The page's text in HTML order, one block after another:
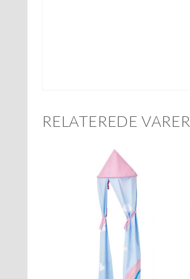
RELATEREDE VARER